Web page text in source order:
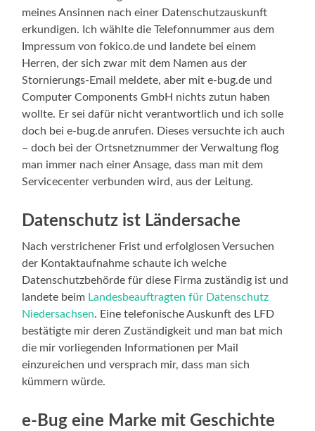
meines Ansinnen nach einer Datenschutzauskunft
erkundigen. Ich wählte die Telefonnummer aus dem
Impressum von fokico.de und landete bei einem
Herren, der sich zwar mit dem Namen aus der
Stornierungs-Email meldete, aber mit e-bug.de und
Computer Components GmbH nichts zutun haben
wollte. Er sei dafür nicht verantwortlich und ich solle
doch bei e-bug.de anrufen. Dieses versuchte ich auch
– doch bei der Ortsnetznummer der Verwaltung flog
man immer nach einer Ansage, dass man mit dem
Servicecenter verbunden wird, aus der Leitung.
Datenschutz ist Ländersache
Nach verstrichener Frist und erfolglosen Versuchen
der Kontaktaufnahme schaute ich welche
Datenschutzbehörde für diese Firma zuständig ist und
landete beim Landesbeauftragten für Datenschutz
Niedersachsen. Eine telefonische Auskunft des LFD
bestätigte mir deren Zuständigkeit und man bat mich
die mir vorliegenden Informationen per Mail
einzureichen und versprach mir, dass man sich
kümmern würde.
e-Bug eine Marke mit Geschichte